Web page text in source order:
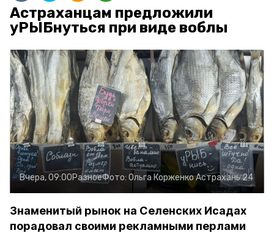
Астраханцам предложили
уРЫБнуться при виде воблы
Вчера, 09:00РазноеФото: Ольга КорженкоАстрахань 24
Знаменитый рынок на Селенских Исадах
порадовал своими рекламными перлами